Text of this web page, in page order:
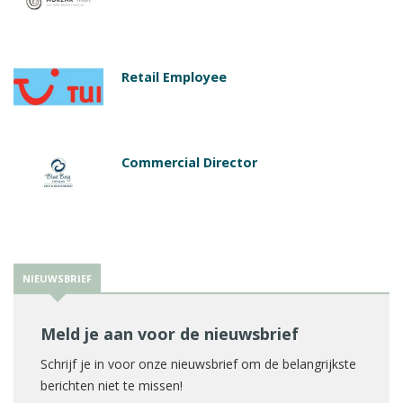
Retail Employee
Commercial Director
NIEUWSBRIEF
Meld je aan voor de nieuwsbrief
Schrijf je in voor onze nieuwsbrief om de belangrijkste
berichten niet te missen!